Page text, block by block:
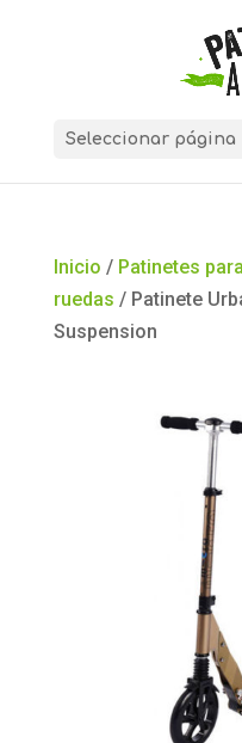
Seleccionar página
Inicio / Patinetes
ruedas / Patinete
Suspension